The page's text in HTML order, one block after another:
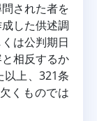
された者を
した供述調
は公判期日
相反するか
以上、321条
くものでは